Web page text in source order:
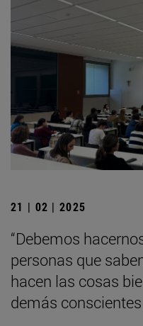
21 | 02 | 2025
“Debemos
personas que
hacen las cosas
demás